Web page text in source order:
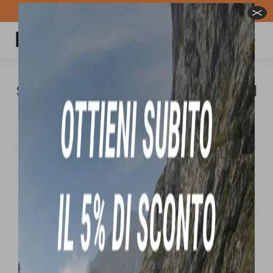
Spedizione GRATUITA per ordini superiori a 100€
Carrello
SAUCONY W XODUS ULTRA 3 scarpa trail
running donna
Tu sei qui: